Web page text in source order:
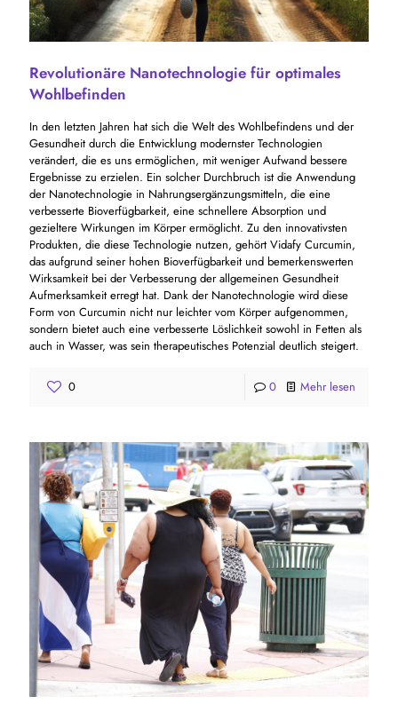
Revolutionäre Nanotechnologie für optimales
Wohlbefinden
In den letzten Jahren hat sich die Welt des Wohlbefindens und der
Gesundheit durch die Entwicklung modernster Technologien
verändert, die es uns ermöglichen, mit weniger Aufwand bessere
Ergebnisse zu erzielen. Ein solcher Durchbruch ist die Anwendung
der Nanotechnologie in Nahrungsergänzungsmitteln, die eine
verbesserte Bioverfügbarkeit, eine schnellere Absorption und
gezieltere Wirkungen im Körper ermöglicht. Zu den innovativsten
Produkten, die diese Technologie nutzen, gehört Vidafy Curcumin,
das aufgrund seiner hohen Bioverfügbarkeit und bemerkenswerten
Wirksamkeit bei der Verbesserung der allgemeinen Gesundheit
Aufmerksamkeit erregt hat. Dank der Nanotechnologie wird diese
Form von Curcumin nicht nur leichter vom Körper aufgenommen,
sondern bietet auch eine verbesserte Löslichkeit sowohl in Fetten als
auch in Wasser, was sein therapeutisches Potenzial deutlich steigert.
0 0 Mehr lesen